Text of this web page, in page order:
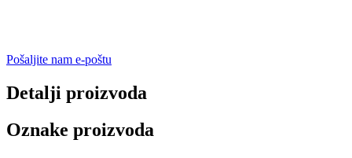
Pošaljite nam e-poštu
Detalji proizvoda
Oznake proizvoda